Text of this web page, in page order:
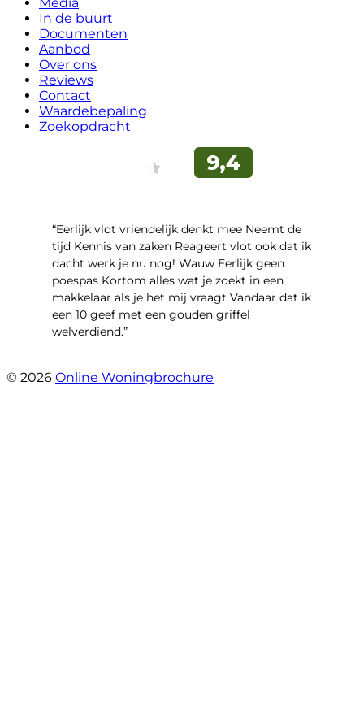
In de buurt
Documenten
Aanbod
Over ons
Reviews
Contact
Waardebepaling
Zoekopdracht
“Eerlijk vlot vriendelijk denkt mee Neemt de
tijd Kennis van zaken Reageert vlot ook dat ik
dacht werk je nu nog! Wauw Eerlijk geen
poespas Kortom alles wat je zoekt in een
makkelaar als je het mij vraagt Vandaar dat ik
een 10 geef met een gouden griffel
welverdiend.”
© 2026 Online Woningbrochure